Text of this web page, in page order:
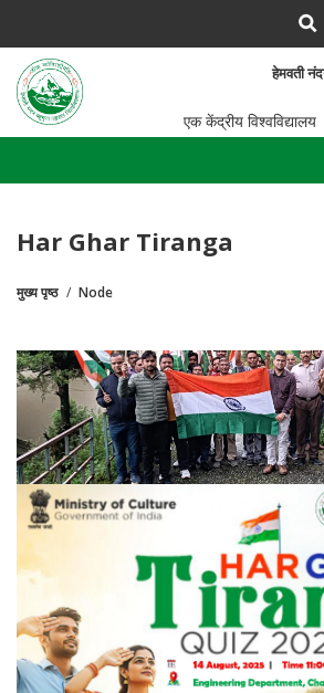
main
content
हेमवती नंदन बहुगुणा
एक केंद्रीय विश्वविद्यालय
Har Ghar Tiranga
मुख्य पृष्ठ Node